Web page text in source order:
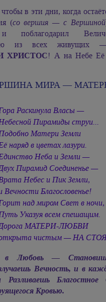
в эти дни, когда
(со вершия — с Вершиной
поблагодарил
из всех живущих
ХРИСТОС! А на Небе Её
МИРА —
Раскинула Власы —
Пирамиды струи...
Матери Земли
наряд в цветах лазури.
Неба и Земли —
Пирамид Соединенье —
Небес и Пик Земли,
Вечности Благословенье!
над миром Свет в ночи,
Указуя всем спешащим.
МАТЕРИ-ЛЮБВИ
чистым — НА
в Любовь —
Вечность, и в
Разливаешь
Кровью.